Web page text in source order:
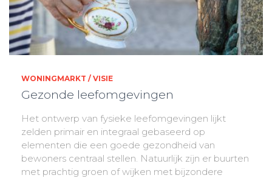
WONINGMARKT / VISIE
Gezonde leefomgevingen
Het ontwerp van fysieke leefomgevingen lijkt
zelden primair en integraal gebaseerd op
elementen die een goede gezondheid van
bewoners centraal stellen. Natuurlijk zijn er buurten
met prachtig groen of wijken met bijzondere